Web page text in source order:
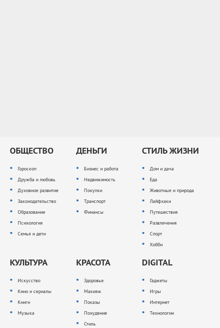
ОБЩЕСТВО
Гороскоп
Дружба и любовь
Духовное развитие
Законодательство
Образование
Психология
Семья и дети
ДЕНЬГИ
Бизнес и работа
Недвижимость
Покупки
Транспорт
Финансы
СТИЛЬ ЖИЗНИ
Дом и дача
Еда
Животные и природа
Лайфхаки
Путешествия
Развлечения
Спорт
Хобби
КУЛЬТУРА
Искусство
Кино и сериалы
Книги
Музыка
КРАСОТА
Здоровье
Макияж
Показы
Похудение
Стиль
DIGITAL
Гаджеты
Игры
Интернет
Технологии